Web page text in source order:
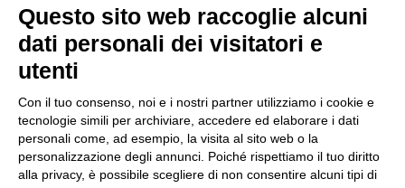
Personale scolastico
Famiglie e studenti
Percorsi di studio
Offerta formativa
I progetti delle classi
Novità
Questo sito web raccoglie alcuni
dati personali dei visitatori e
utenti
Con il tuo consenso, noi e i nostri partner utilizziamo i cookie e
tecnologie simili per archiviare, accedere ed elaborare i dati
personali come, ad esempio, la visita al sito web o la
personalizzazione degli annunci. Poiché rispettiamo il tuo diritto
alla privacy, è possibile scegliere di non consentire alcuni tipi di